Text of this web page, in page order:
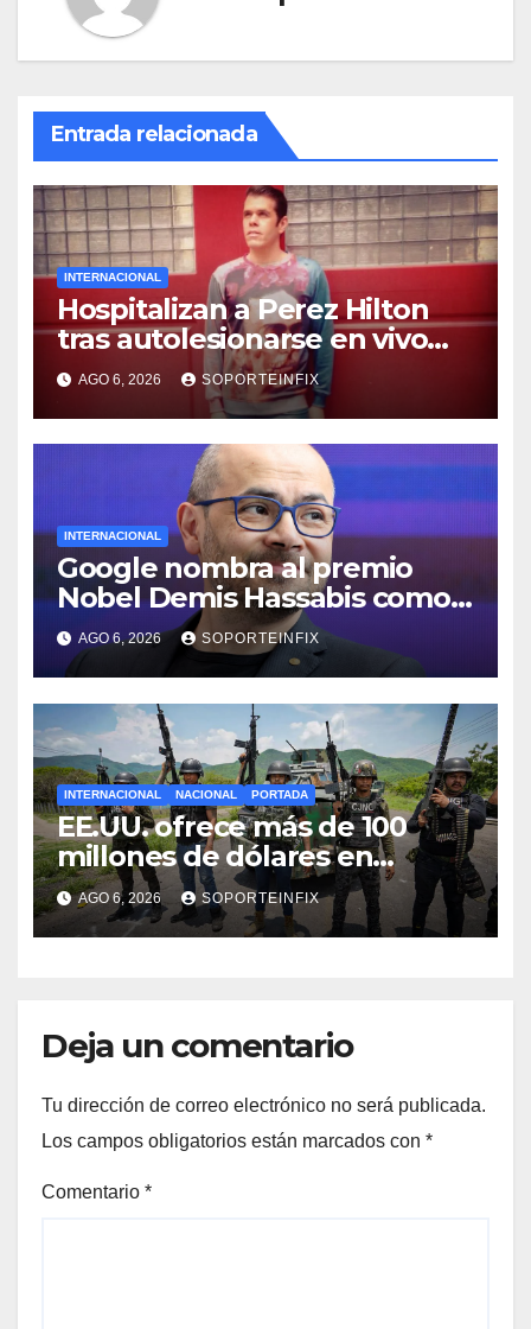
Entrada relacionada
INTERNACIONAL
Hospitalizan a Perez Hilton
tras autolesionarse en vivo
por TikTok en Miami
AGO 6, 2026 SOPORTEINFIX
INTERNACIONAL
Google nombra al premio
Nobel Demis Hassabis como
científico jefe
AGO 6, 2026 SOPORTEINFIX
INTERNACIONAL NACIONAL PORTADA
EE.UU. ofrece más de 100
millones de dólares en
recompensas por líderes del
CJNG
AGO 6, 2026 SOPORTEINFIX
Deja un comentario
Tu dirección de correo electrónico no será publicada.
Los campos obligatorios están marcados con *
Comentario *